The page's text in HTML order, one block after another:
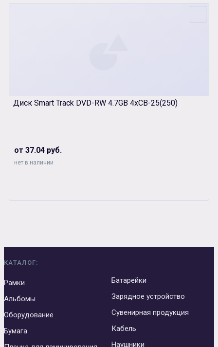
Диск Smart Track DVD-RW 4.7GB 4xCB-25(250)
от 37.04 руб.
нет в наличии
КАТАЛОГ:
Рамки
Альбомы
Оборудование
Бумага
Батарейки
Зарядное устройство
Сувенирная продукция
Кабель
Наушники